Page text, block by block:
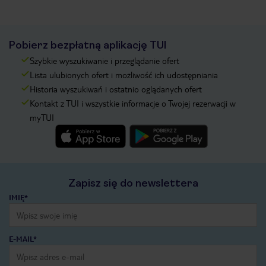
Pobierz bezpłatną aplikację TUI
Szybkie wyszukiwanie i przeglądanie ofert
Lista ulubionych ofert i możliwość ich udostępniania
Historia wyszukiwań i ostatnio oglądanych ofert
Kontakt z TUI i wszystkie informacje o Twojej rezerwacji w
myTUI
Zapisz się do newslettera
IMIĘ*
E-MAIL*